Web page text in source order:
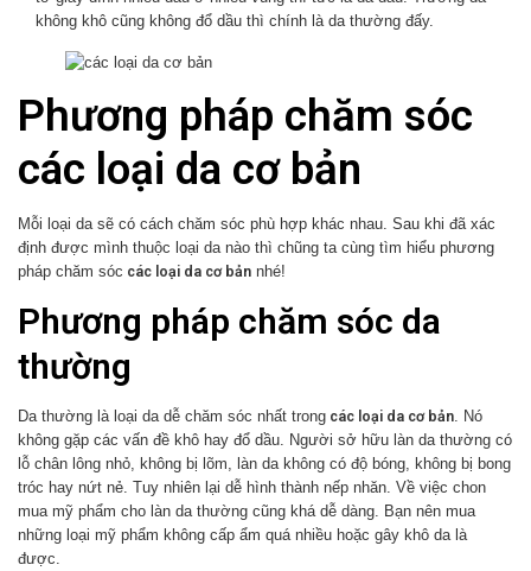
không khô cũng không đổ dầu thì chính là da thường đấy.
Phương pháp chăm sóc
các loại da cơ bản
Mỗi loại da sẽ có cách chăm sóc phù hợp khác nhau. Sau khi đã xác
định được mình thuộc loại da nào thì chũng ta cùng tìm hiểu phương
pháp chăm sóc các loại da cơ bản nhé!
Phương pháp chăm sóc da
thường
Da thường là loại da dễ chăm sóc nhất trong các loại da cơ bản. Nó
không gặp các vấn đề khô hay đổ dầu. Người sở hữu làn da thường có
lỗ chân lông nhỏ, không bị lõm, làn da không có độ bóng, không bị bong
tróc hay nứt nẻ. Tuy nhiên lại dễ hình thành nếp nhăn. Về việc chon
mua mỹ phẩm cho làn da thường cũng khá dễ dàng. Bạn nên mua
những loại mỹ phẩm không cấp ẩm quá nhiều hoặc gây khô da là
được.